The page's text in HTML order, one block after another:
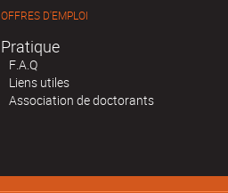
OFFRES D'EMPLOI
Pratique
F.A.Q
Liens utiles
Association de doctorants